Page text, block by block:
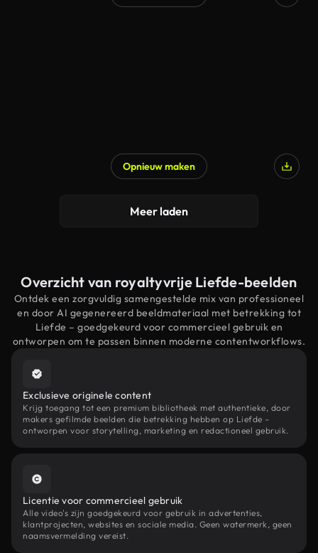
Opnieuw maken
Meer laden
Overzicht van royaltyvrije Liefde-beelden
Ontdek een zorgvuldig samengestelde mix van professioneel
en door AI gegenereerd beeldmateriaal met betrekking tot
Liefde – goedgekeurd voor commercieel gebruik en
ontworpen om te passen binnen moderne contentworkflows.
Exclusieve originele content
Krijg toegang tot een premium bibliotheek met authentieke, door
makers gefilmde beelden die betrekking hebben op Liefde –
ontworpen voor storytelling, marketing en redactioneel gebruik.
Licentie voor commercieel gebruik
Alle video's zijn goedgekeurd voor gebruik in advertenties,
klantprojecten, websites en sociale media. Geen watermerk, geen
naamsvermelding vereist.